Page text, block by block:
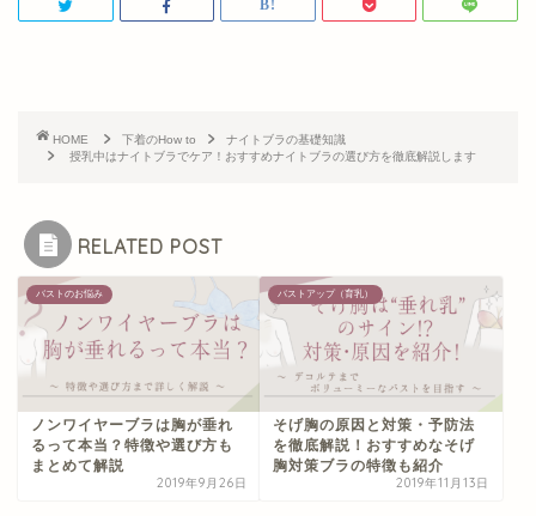
HOME 下着のHow to
ナイトブラの基礎知識
授乳中はナイトブラでケア！おすすめナイトブラの選び方を徹底解説します
RELATED POST
バストのお悩み
ノンワイヤーブラは胸が垂れ
るって本当？特徴や選び方も
まとめて解説
2019年9月26日
バストアップ（育乳）
そげ胸の原因と対策・予防法
を徹底解説！おすすめなそげ
胸対策ブラの特徴も紹介
2019年11月13日